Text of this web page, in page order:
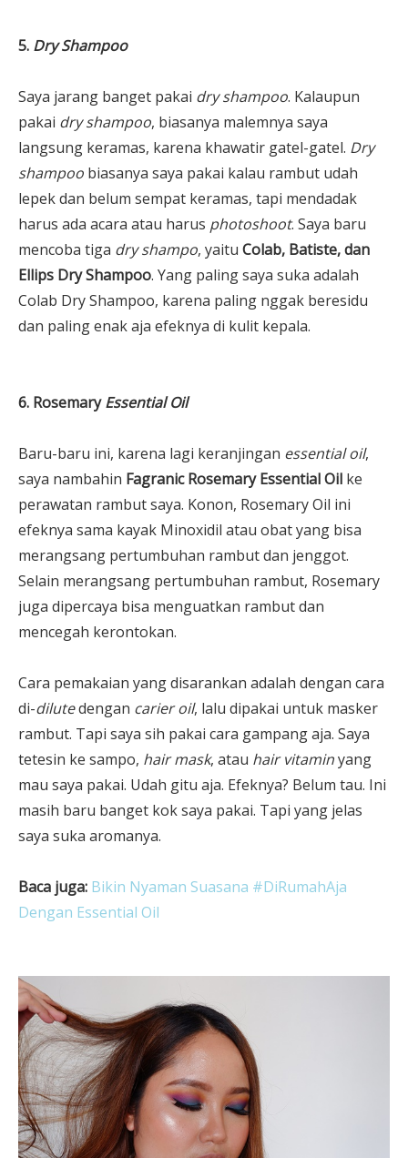
5. Dry Shampoo
Saya jarang banget pakai dry shampoo. Kalaupun
pakai dry shampoo, biasanya malemnya saya
langsung keramas, karena khawatir gatel-gatel. Dry
shampoo biasanya saya pakai kalau rambut udah
lepek dan belum sempat keramas, tapi mendadak
harus ada acara atau harus photoshoot. Saya baru
mencoba tiga dry shampo, yaitu Colab, Batiste, dan
Ellips Dry Shampoo. Yang paling saya suka adalah
Colab Dry Shampoo, karena paling nggak beresidu
dan paling enak aja efeknya di kulit kepala.
6. RosemaryEssential Oil
Baru-baru ini, karena lagi keranjingan essential oil,
saya nambahin Fagranic Rosemary Essential Oil ke
perawatan rambut saya. Konon, Rosemary Oil ini
efeknya sama kayak Minoxidil atau obat yang bisa
merangsang pertumbuhan rambut dan jenggot.
Selain merangsang pertumbuhan rambut, Rosemary
juga dipercaya bisa menguatkan rambut dan
mencegah kerontokan.
Cara pemakaian yang disarankan adalah dengan cara
di-dilutedengan carier oil, lalu dipakai untuk masker
rambut. Tapi saya sih pakai cara gampang aja. Saya
tetesin ke sampo, hair mask, atau hair vitaminyang
mau saya pakai. Udah gitu aja. Efeknya? Belum tau. Ini
masih baru banget kok saya pakai. Tapi yang jelas
saya suka aromanya.
Baca juga: Bikin Nyaman Suasana #DiRumahAja
Dengan Essential Oil